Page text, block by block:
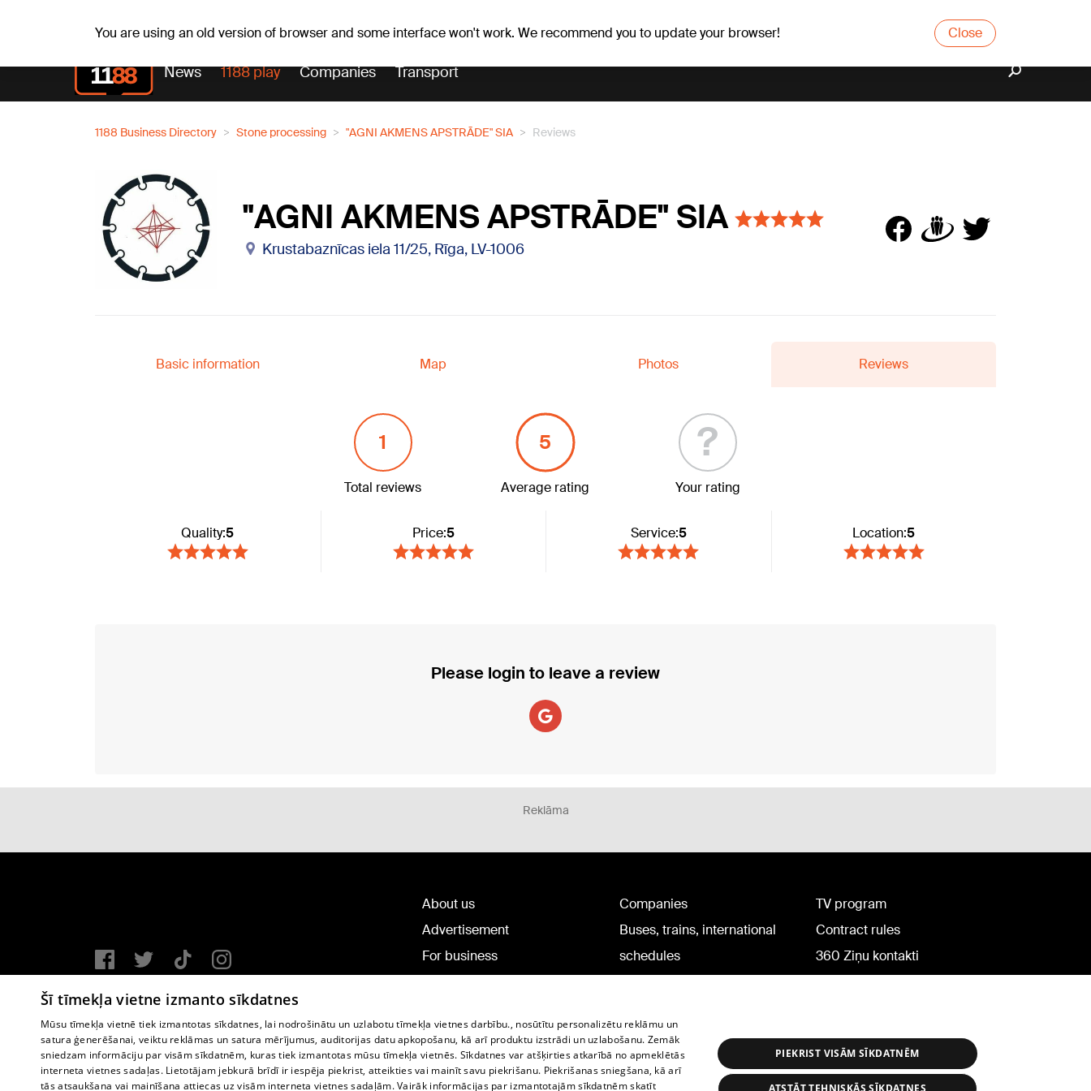
You are using an old version of browser and some interface won't work. We recommend you to update your browser! Close
News 1188 play Companies Transport
1188 Business Directory Stone processing "AGNI AKMENS APSTRĀDE" SIA Reviews
"AGNI AKMENS APSTRĀDE" SIA
Krustabaznīcas iela 11/25, Rīga, LV-1006
Basic information Map Photos Reviews
1
Total reviews
5
Average rating
?
Your rating
Quality:5 Price:5 Service:5 Location:5
Please login to leave a review
Reklāma
Vortal assistance service: e-mail -
Copyright © 2004-2026 SIA HELIO MEDIA.
All rights reserved.
About us
Advertisement
For business
Cookie settings
Political advertising
Cookie policy
Companies
Buses, trains, international
schedules
TV program
Contract rules
360 Ziņu kontakti
Šī tīmekļa vietne izmanto sīkdatnes
Mūsu tīmekļa vietnē tiek izmantotas sīkdatnes, lai nodrošinātu un uzlabotu tīmekļa vietnes darbību., nosūtītu personalizētu reklāmu un
satura ģenerēšanai, veiktu reklāmas un satura mērījumus, auditorijas datu apkopošanu, kā arī produktu izstrādi un uzlabošanu. Zemāk
sniedzam informāciju par visām sīkdatnēm, kuras tiek izmantotas mūsu tīmekļa vietnēs. Sīkdatnes var atšķirties atkarībā no apmeklētās
interneta vietnes sadaļas. Lietotājam jebkurā brīdī ir iespēja piekrist, atteikties vai mainīt savu piekrišanu. Piekrišanas sniegšana, kā arī
tās atsaukšana vai mainīšana attiecas uz visām interneta vietnes sadaļām. Vairāk informācijas par izmantotajām sīkdatnēm skatīt
PIEKRIST VISĀM SĪKDATNĒM
ATSTĀT TEHNISKĀS SĪKDATNES